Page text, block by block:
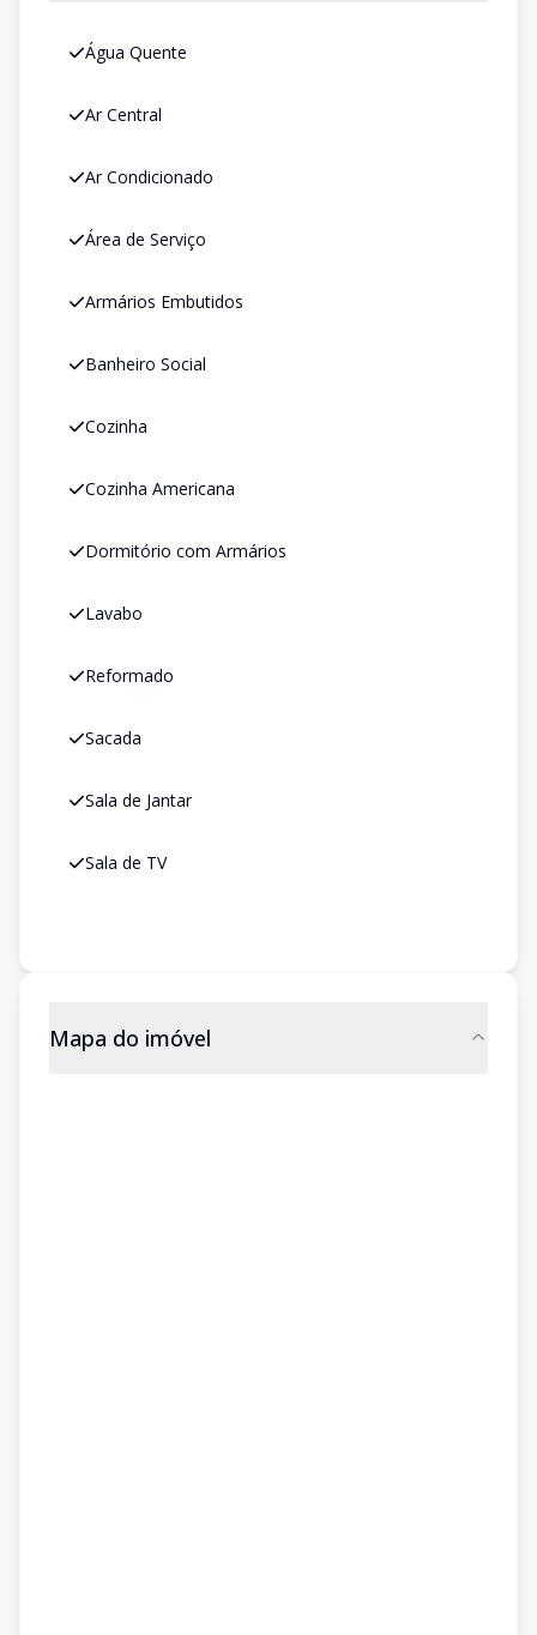
Água Quente
Ar Central
Ar Condicionado
Área de Serviço
Armários Embutidos
Banheiro Social
Cozinha
Cozinha Americana
Dormitório com Armários
Lavabo
Reformado
Sacada
Sala de Jantar
Sala de TV
Mapa do imóvel